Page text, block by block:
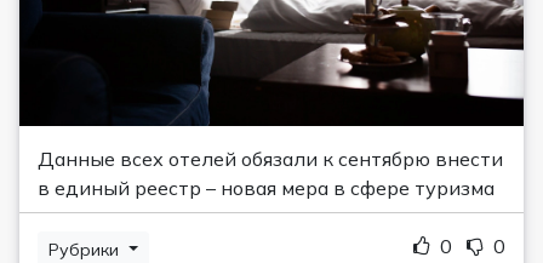
Данные всех отелей обязали к сентябрю внести
в единый реестр – новая мера в сфере туризма
Рубрики 0 0